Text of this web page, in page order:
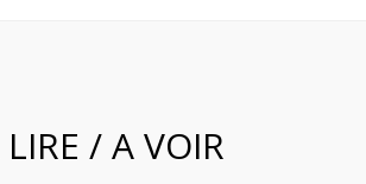
/ A VOIR